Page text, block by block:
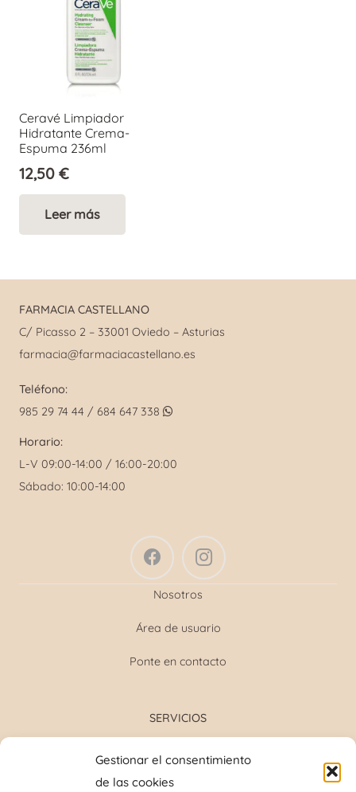
Gestionar el consentimiento
de las cookies
Ceravé Limpiador
Hidratante Crema-
Espuma 236ml
12,50 €
Leer más
FARMACIA CASTELLANO
C/ Picasso 2 – 33001 Oviedo – Asturias
farmacia@farmaciacastellano.es
Teléfono:
985 29 74 44 / 684 647 338
Horario:
L-V 09:00-14:00 / 16:00-20:00
Sábado: 10:00-14:00
Nosotros
Área de usuario
Ponte en contacto
SERVICIOS